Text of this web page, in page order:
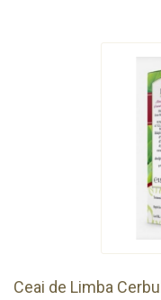
Ceai de Limba